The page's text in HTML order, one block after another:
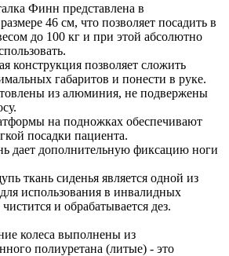
Финн представлена в
46 см, что позволяет посадить в
до 100 кг и при этой абсолютно
конструкция позволяет сложить
габаритов и понести в руке.
из алюминия, не подвержены
на подножках обеспечивают
посадки пациента.
дает дополнительную фиксацию ноги
ткань сиденья является одной из
использования в инвалидных
и обрабатывается дез.
колеса выполнены из
полиуретана (литые) - это